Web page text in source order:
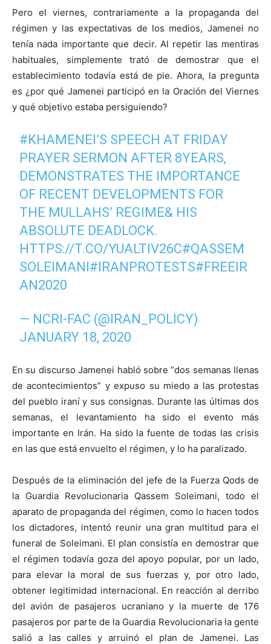
Pero el viernes, contrariamente a la propaganda del
régimen y las expectativas de los medios, Jamenei no
tenía nada importante que decir. Al repetir las mentiras
habituales, simplemente trató de demostrar que el
establecimiento todavía está de pie. Ahora, la pregunta
es ¿por qué Jamenei participó en la Oración del Viernes
y qué objetivo estaba persiguiendo?
#KHAMENEI’S SPEECH AT FRIDAY
PRAYER SERMON AFTER 8YEARS,
DEMONSTRATES THE IMPORTANCE
OF RECENT DEVELOPMENTS FOR
THE MULLAHS’ REGIME& HIS
ABSOLUTE DEADLOCK.
HTTPS://T.CO/YUALTIV26C#QASSEM
SOLEIMANI#IRANPROTESTS#FREEIR
AN2020
— NCRI-FAC (@IRAN_POLICY)
JANUARY 18, 2020
En su discurso Jamenei habló sobre “dos semanas llenas
de acontecimientos” y expuso su miedo a las protestas
del pueblo iraní y sus consignas. Durante las últimas dos
semanas, el levantamiento ha sido el evento más
importante en Irán. Ha sido la fuente de todas las crisis
en las que está envuelto el régimen, y lo ha paralizado.
Después de la eliminación del jefe de la Fuerza Qods de
la Guardia Revolucionaria Qassem Soleimani, todo el
aparato de propaganda del régimen, como lo hacen todos
los dictadores, intentó reunir una gran multitud para el
funeral de Soleimani. El plan consistía en demostrar que
el régimen todavía goza del apoyo popular, por un lado,
para elevar la moral de sus fuerzas y, por otro lado,
obtener legitimidad internacional. En reacción al derribo
del avión de pasajeros ucraniano y la muerte de 176
pasajeros por parte de la Guardia Revolucionaria la gente
salió a las calles y arruinó el plan de Jamenei. Las